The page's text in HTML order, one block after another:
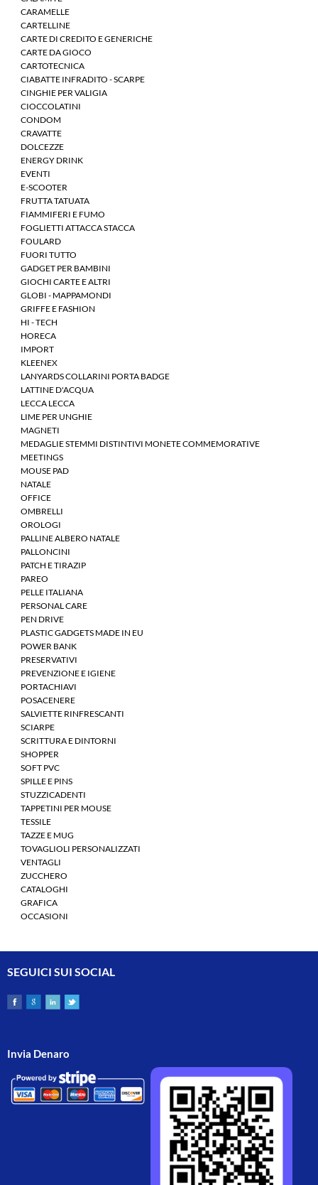
CARAMELLE
CARTELLINE
CARTE DI CREDITO E GENERICHE
CARTE DA GIOCO
CARTOTECNICA
CIABATTE INFRADITO - SCARPE
CINGHIE PER VALIGIA
CIOCCOLATINI
CONDOM
CRAVATTE
DOLCEZZE
ENERGY DRINK
EVENTI
E-SCOOTER
FRUTTA TATUATA
FIAMMIFERI E FUMO
FOGLIETTI ATTACCA STACCA
FOULARD
FUORI TUTTO
GADGET PER BAMBINI
GIOCHI CARTE E ALTRI
GLOBI - MAPPAMONDI
GRIFFE E FASHION
HI - TECH
HORECA
IMPORT
KLEENEX
LANYARDS COLLARINI PORTA BADGE
LATTINE D'ACQUA
LECCA LECCA
LIME PER UNGHIE
MAGNETI
MEDAGLIE STEMMI DISTINTIVI MONETE COMMEMORATIVE
MEETINGS
MOUSE PAD
NATALE
OFFICE
OMBRELLI
OROLOGI
PALLINE ALBERO NATALE
PALLONCINI
PATCH E TIRAZIP
PAREO
PELLE ITALIANA
PERSONAL CARE
PEN DRIVE
PLASTIC GADGETS MADE IN EU
POWER BANK
PRESERVATIVI
PREVENZIONE E IGIENE
PORTACHIAVI
POSACENERE
SALVIETTE RINFRESCANTI
SCIARPE
SCRITTURA E DINTORNI
SHOPPER
SOFT PVC
SPILLE E PINS
STUZZICADENTI
TAPPETINI PER MOUSE
TESSILE
TAZZE E MUG
TOVAGLIOLI PERSONALIZZATI
VENTAGLI
ZUCCHERO
CATALOGHI
GRAFICA
OCCASIONI
SEGUICI SUI SOCIAL
Invia Denaro